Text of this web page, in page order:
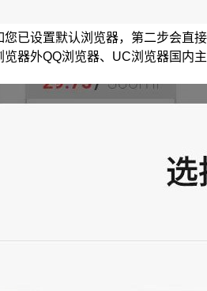
已设置默认浏览器，第二步会直接
器外QQ浏览器、UC浏览器国内主